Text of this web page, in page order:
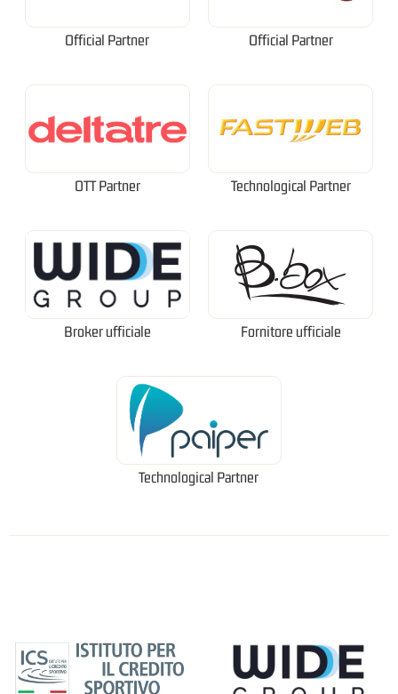
Official Partner Official Partner
OTT Partner Technological Partner
Broker ufficiale Fornitore ufficiale
Technological Partner